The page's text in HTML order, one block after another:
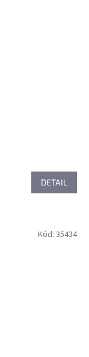
DETAIL
Kód: 35434